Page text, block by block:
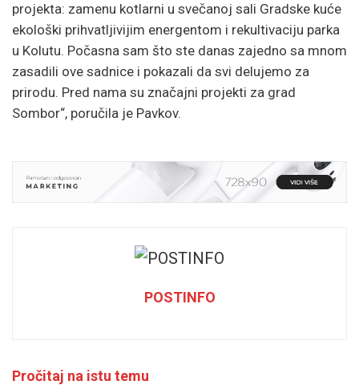
projekta: zamenu kotlarni u svečanoj sali Gradske kuće
ekološki prihvatljivijim energentom i rekultivaciju parka
u Kolutu. Počasna sam što ste danas zajedno sa mnom
zasadili ove sadnice i pokazali da svi delujemo za
prirodu. Pred nama su značajni projekti za grad
Sombor“, poručila je Pavkov.
POSTINFO
Pročitaj na istu temu